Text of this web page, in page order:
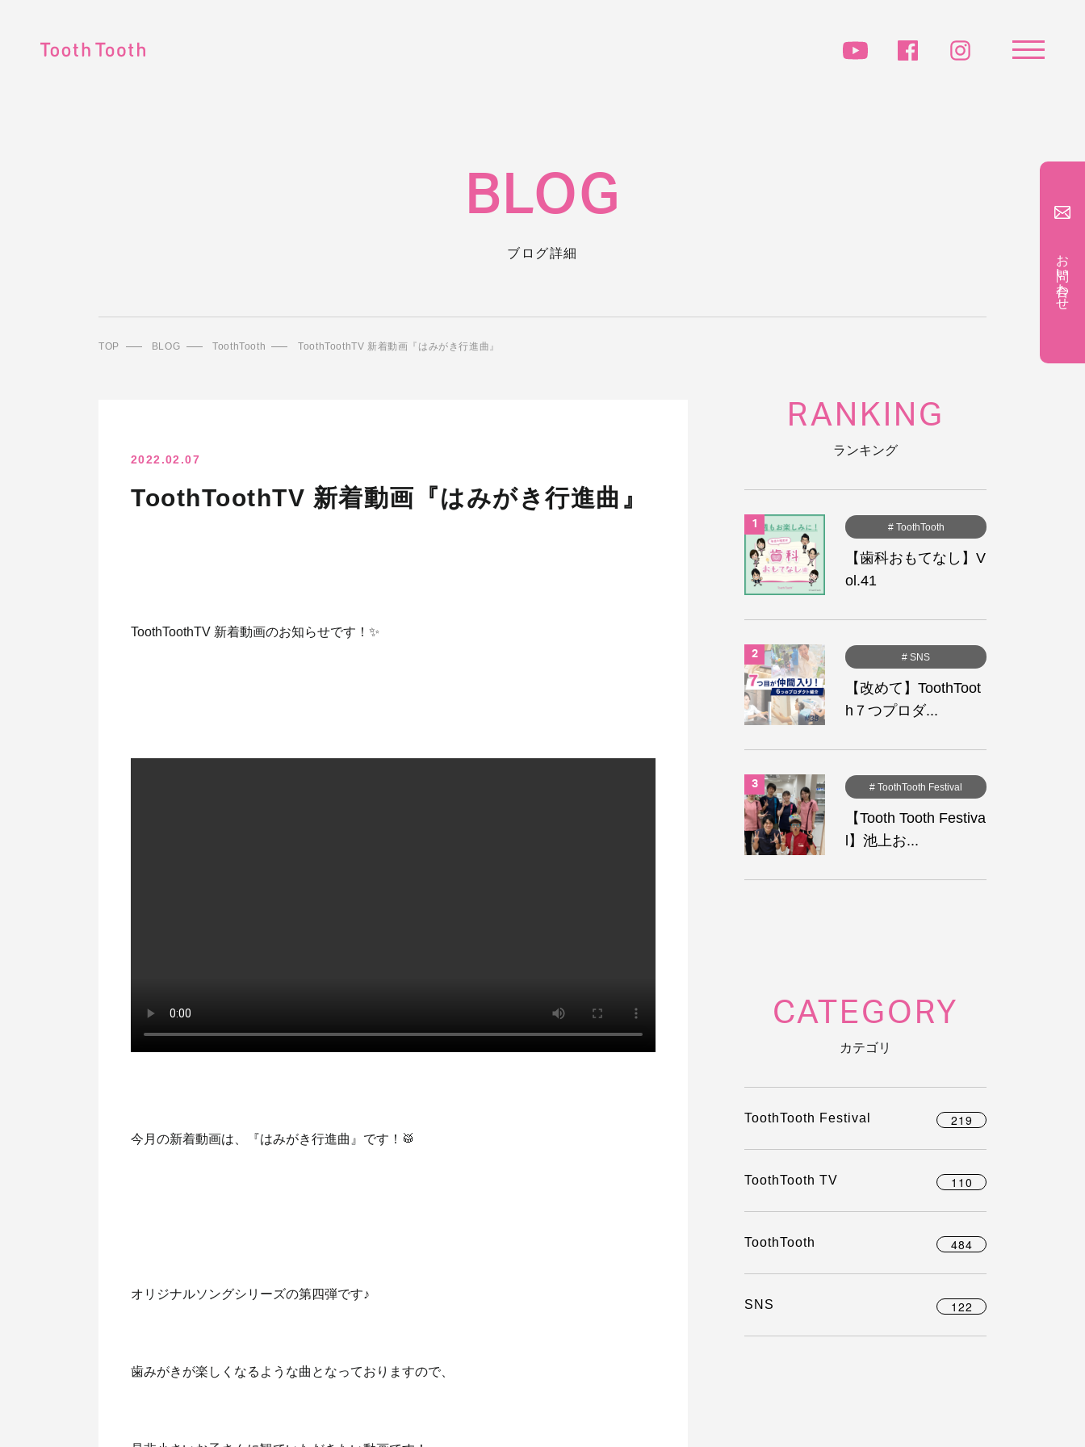
BLOG
ブログ詳細
TOP BLOG ToothTooth ToothToothTV 新着動画『はみがき行進曲』
2022.02.07
ToothToothTV 新着動画『はみがき行進曲』
ToothToothTV 新着動画のお知らせです！✨
今月の新着動画は、『はみがき行進曲』です！🥁
オリジナルソングシリーズの第四弾です♪
歯みがきが楽しくなるような曲となっておりますので、
RANKING
ランキング
# ToothTooth
【歯科おもてなし】V
ol.41
# SNS
【改めて】ToothToot
h７つプロダ...
# ToothTooth Festival
【Tooth Tooth Festiva
l】池上お...
CATEGORY
カテゴリ
ToothTooth Festival 219
ToothTooth TV 110
ToothTooth 484
SNS 122
お問い合わせ